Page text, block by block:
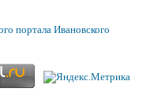
портала Ивановского